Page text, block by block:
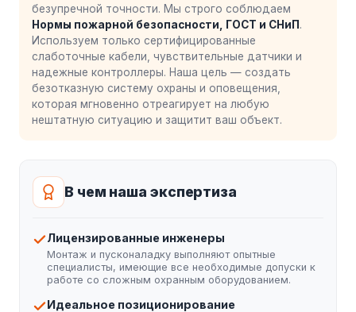
безупречной точности. Мы строго соблюдаем
Нормы пожарной безопасности, ГОСТ и СНиП.
Используем только сертифицированные
слаботочные кабели, чувствительные датчики и
надежные контроллеры. Наша цель — создать
безотказную систему охраны и оповещения,
которая мгновенно отреагирует на любую
нештатную ситуацию и защитит ваш объект.
В чем наша экспертиза
Лицензированные инженеры
Монтаж и пусконаладку выполняют опытные
специалисты, имеющие все необходимые допуски к
работе со сложным охранным оборудованием.
Идеальное позиционирование